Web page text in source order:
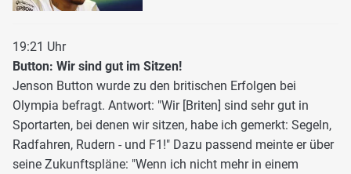
19:21 Uhr
Button: Wir sind gut im Sitzen!
Jenson Button wurde zu den britischen Erfolgen bei
Olympia befragt. Antwort: "Wir [Briten] sind sehr gut in
Sportarten, bei denen wir sitzen, habe ich gemerkt: Segeln,
Radfahren, Rudern - und F1!" Dazu passend meinte er über
seine Zukunftspläne: "Wenn ich nicht mehr in einem